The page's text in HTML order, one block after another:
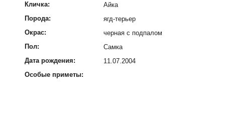
Кличка:
Айка
Порода:
ягд-терьер
Окрас:
черная с подпалом
Пол:
Самка
Дата рождения:
11.07.2004
Особые приметы: